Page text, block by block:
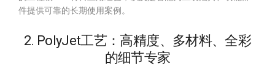
件提供可靠的长期使用案例。
2. PolyJet工艺：高精度、多材料、全彩
的细节专家